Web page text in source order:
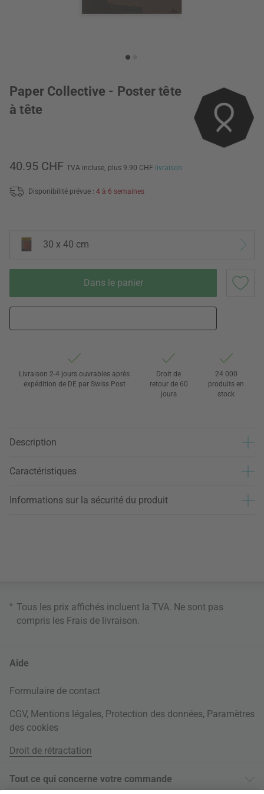
Paper Collective - Poster tête
à tête
40.95 CHF TVA incluse, plus 9.90 CHF livraison
Disponibilité prévue : 4 à 6 semaines
30 x 40 cm
Dans le panier
Livraison 2-4 jours ouvrables après
expédition de DE par Swiss Post
Droit de
retour de 60
jours
24 000
produits en
stock
Description
Caractéristiques
Informations sur la sécurité du produit
* Tous les prix affichés incluent la TVA. Ne sont pas
compris les Frais de livraison
Aide
Formulaire de contact
CGV, Mentions légales, Protection des données, Paramètres
des cookies
Droit de rétractation
Tout ce qui concerne votre commande